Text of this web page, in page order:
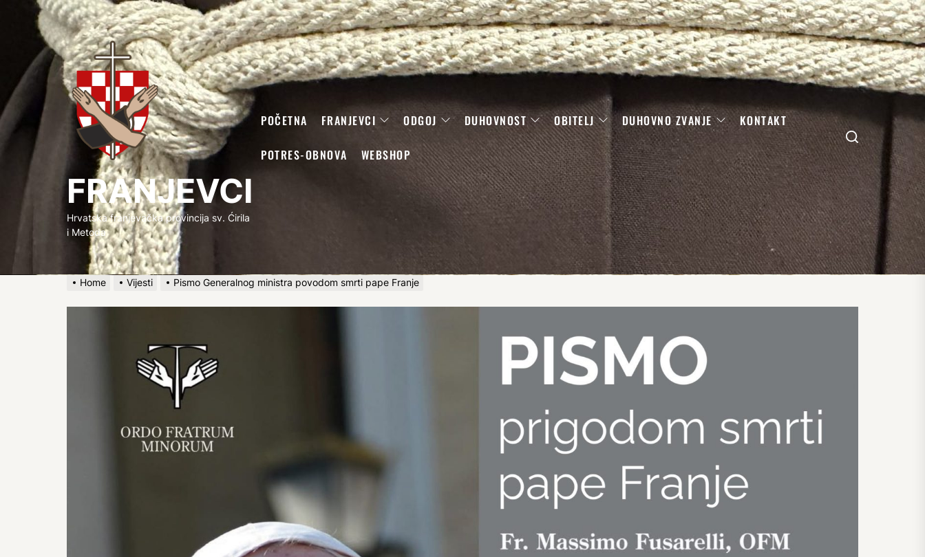
FRANJEVCI
FRANJEVCI
Hrvatska franjevačka provincija sv. Ćirila
i Metoda
POČETNA FRANJEVCI ODGOJ DUHOVNOST OBITELJ DUHOVNO ZVANJE KONTAKT
POTRES-OBNOVA WEBSHOP
Search
Home Vijesti Pismo Generalnog ministra povodom smrti pape Franje